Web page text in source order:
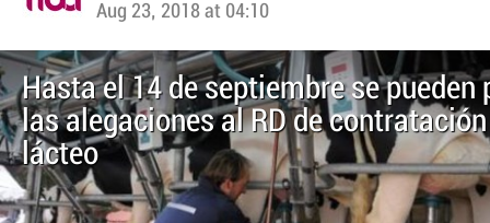
Aug 23, 2018 at 04:10
Hasta el 14 de septiembre se pueden
las alegaciones al RD de
lácteo